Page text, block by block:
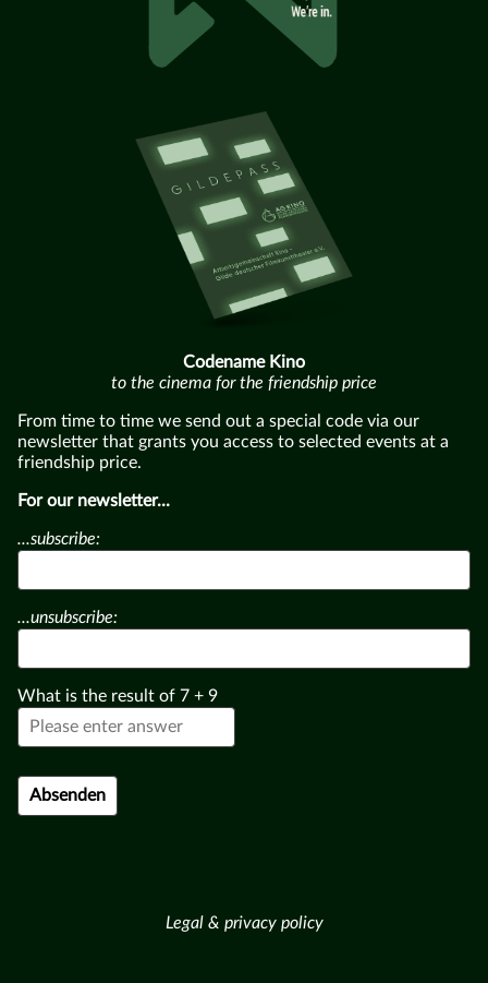
Codename Kino
to the cinema for the friendship price
From time to time we send out a special code via our
newsletter that grants you access to selected events at a
friendship price.
For our newsletter...
...subscribe:
...unsubscribe:
What is the result of 7 + 9
Legal & privacy policy